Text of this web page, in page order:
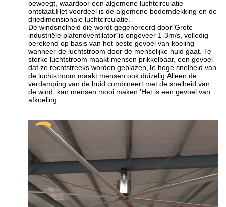
beweegt, waardoor een algemene luchtcirculatie
ontstaat.Het voordeel is de algemene bodemdekking en de
driedimensionale luchtcirculatie.
De windsnelheid die wordt gegenereerd door"Grote
industriële plafondventilator"is ongeveer 1-3m/s, volledig
berekend op basis van het beste gevoel van koeling
wanneer de luchtstroom door de menselijke huid gaat. Te
sterke luchtstroom maakt mensen prikkelbaar, een gevoel
dat ze rechtstreeks worden geblazen,Te hoge snelheid van
de luchtstroom maakt mensen ook duizelig.Alleen de
verdamping van de huid combineert met de snelheid van
de wind, kan mensen mooi maken. 'Het is een gevoel van
afkoeling.